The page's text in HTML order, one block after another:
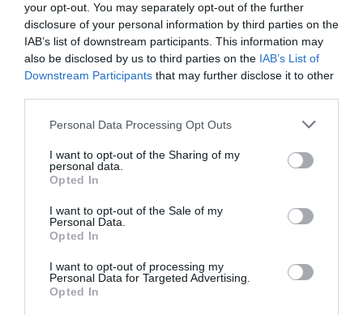
your opt-out. You may separately opt-out of the further
disclosure of your personal information by third parties on the
IAB’s list of downstream participants. This information may
also be disclosed by us to third parties on the IAB’s List of
Downstream Participants that may further disclose it to other
Personal Data Processing Opt Outs
I want to opt-out of the Sharing of my
personal data.
Opted In
I want to opt-out of the Sale of my
Personal Data.
Opted In
I want to opt-out of processing my
Personal Data for Targeted Advertising.
Opted In
Eulogio López
Ceuta. Nuestra Señora de África:
convertir al musulmán
Eulogio López
No perdamos el norte: la
emigración es mala
Eulogio López
Argumentos